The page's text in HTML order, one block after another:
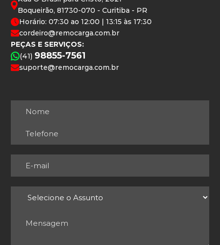
Boqueirão, 81730-070 - Curitiba - PR
Horário: 07:30 ao 12:00 | 13:15 às 17:30
cordeiro@remocarga.com.br
PEÇAS E SERVIÇOS:
(41) 98855-7561
suporte@remocarga.com.br